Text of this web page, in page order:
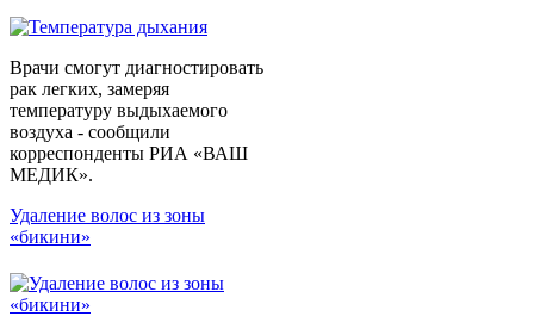
Врачи смогут диагностировать
рак легких, замеряя
температуру выдыхаемого
воздуха - сообщили
корреспонденты РИА «ВАШ
МЕДИК».
Удаление волос из зоны
«бикини»